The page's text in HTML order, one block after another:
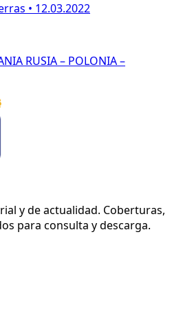
• 12.03.2022
RUSIA – POLONIA –
y de actualidad. Coberturas,
para consulta y descarga.